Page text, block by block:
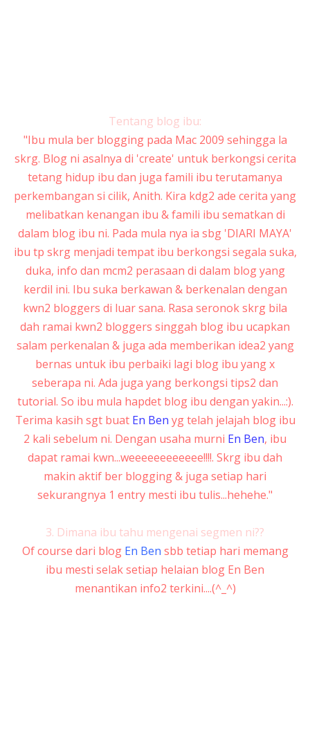
Tentang blog ibu:
"Ibu mula ber blogging pada Mac 2009 sehingga la
skrg. Blog ni asalnya di 'create' untuk berkongsi cerita
tetang hidup ibu dan juga famili ibu terutamanya
perkembangan si cilik, Anith. Kira kdg2 ade cerita yang
melibatkan kenangan ibu & famili ibu sematkan di
dalam blog ibu ni. Pada mula nya ia sbg 'DIARI MAYA'
ibu tp skrg menjadi tempat ibu berkongsi segala suka,
duka, info dan mcm2 perasaan di dalam blog yang
kerdil ini. Ibu suka berkawan & berkenalan dengan
kwn2 bloggers di luar sana. Rasa seronok skrg bila
dah ramai kwn2 bloggers singgah blog ibu ucapkan
salam perkenalan & juga ada memberikan idea2 yang
bernas untuk ibu perbaiki lagi blog ibu yang x
seberapa ni. Ada juga yang berkongsi tips2 dan
tutorial. So ibu mula hapdet blog ibu dengan yakin...:).
Terima kasih sgt buat En Ben yg telah jelajah blog ibu
2 kali sebelum ni. Dengan usaha murni En Ben, ibu
dapat ramai kwn...weeeeeeeeeeee!!!!. Skrg ibu dah
makin aktif ber blogging & juga setiap hari
sekurangnya 1 entry mesti ibu tulis...hehehe."
3. Dimana ibu tahu mengenai segmen ni??
Of course dari blog En Ben sbb tetiap hari memang
ibu mesti selak setiap helaian blog En Ben
menantikan info2 terkini....(^_^)